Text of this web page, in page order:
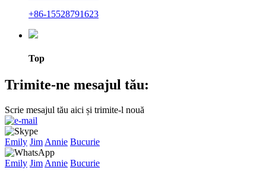
+86-15528791623
Top
Trimite-ne mesajul tău:
Scrie mesajul tău aici și trimite-l nouă
Emily Jim Annie Bucurie
Emily Jim Annie Bucurie